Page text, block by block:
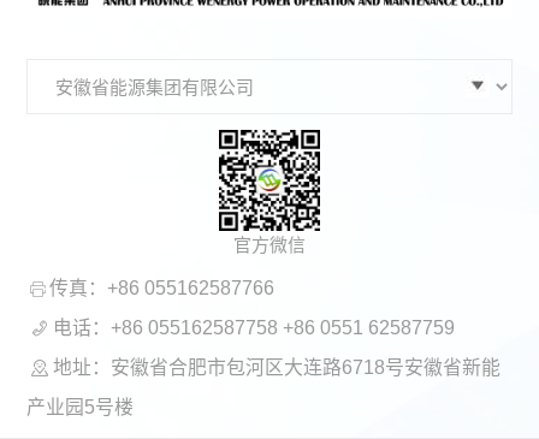
官方微信
传真：+86 055162587766
电话：+86 055162587758 +86 0551 62587759
地址：安徽省合肥市包河区大连路6718号安徽省新能
产业园5号楼